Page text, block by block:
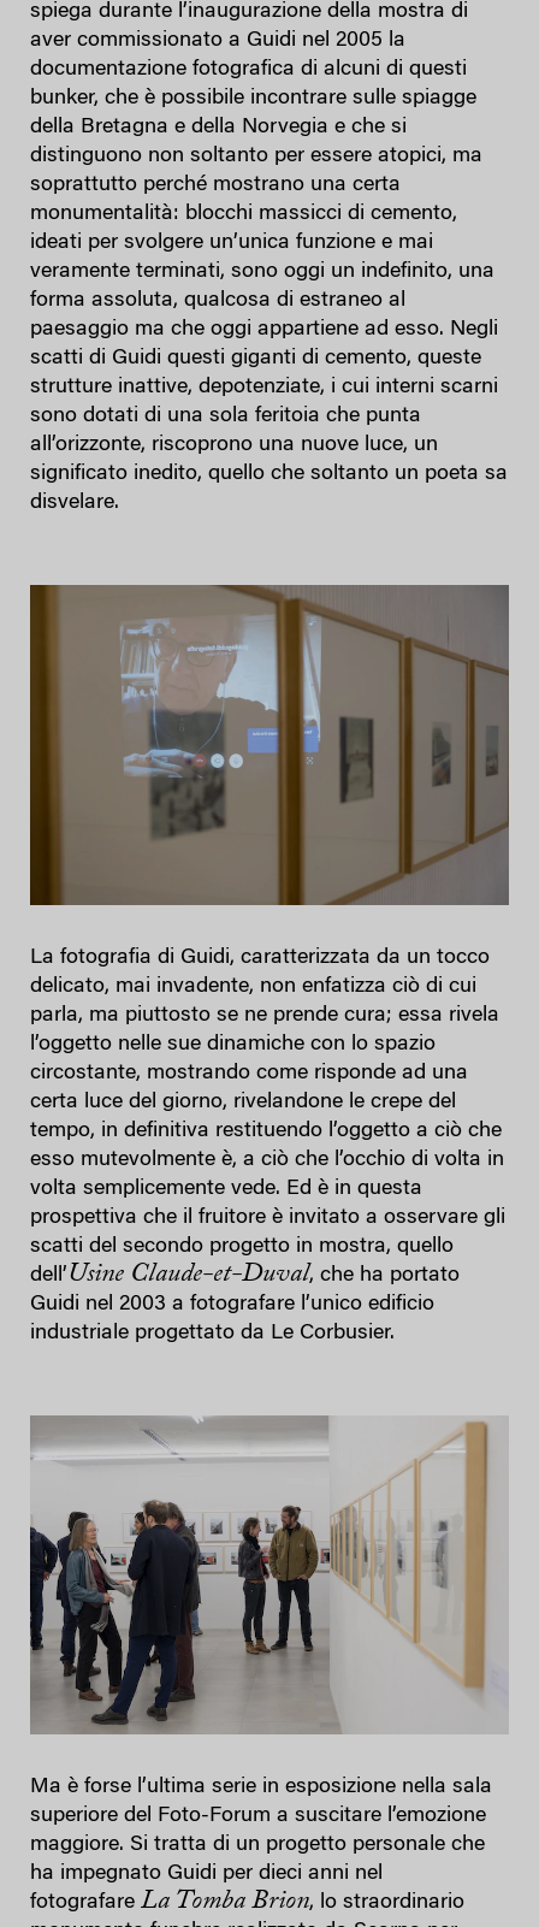
spiega durante l’inaugurazione della mostra di
aver commissionato a Guidi nel 2005 la
documentazione fotografica di alcuni di questi
bunker, che è possibile incontrare sulle spiagge
della Bretagna e della Norvegia e che si
distinguono non soltanto per essere atopici, ma
soprattutto perché mostrano una certa
monumentalità: blocchi massicci di cemento,
ideati per svolgere un’unica funzione e mai
veramente terminati, sono oggi un indefinito, una
forma assoluta, qualcosa di estraneo al
paesaggio ma che oggi appartiene ad esso. Negli
scatti di Guidi questi giganti di cemento, queste
strutture inattive, depotenziate, i cui interni scarni
sono dotati di una sola feritoia che punta
all’orizzonte, riscoprono una nuove luce, un
significato inedito, quello che soltanto un poeta sa
disvelare.
La fotografia di Guidi, caratterizzata da un tocco
delicato, mai invadente, non enfatizza ciò di cui
parla, ma piuttosto se ne prende cura; essa rivela
l’oggetto nelle sue dinamiche con lo spazio
circostante, mostrando come risponde ad una
certa luce del giorno, rivelandone le crepe del
tempo, in definitiva restituendo l’oggetto a ciò che
esso mutevolmente è, a ciò che l’occhio di volta in
volta semplicemente vede. Ed è in questa
prospettiva che il fruitore è invitato a osservare gli
scatti del secondo progetto in mostra, quello
dell’Usine Claude-et-Duval, che ha portato
Guidi nel 2003 a fotografare l’unico edificio
industriale progettato da Le Corbusier.
Ma è forse l’ultima serie in esposizione nella sala
superiore del Foto-Forum a suscitare l’emozione
maggiore. Si tratta di un progetto personale che
ha impegnato Guidi per dieci anni nel
fotografare La Tomba Brion, lo straordinario